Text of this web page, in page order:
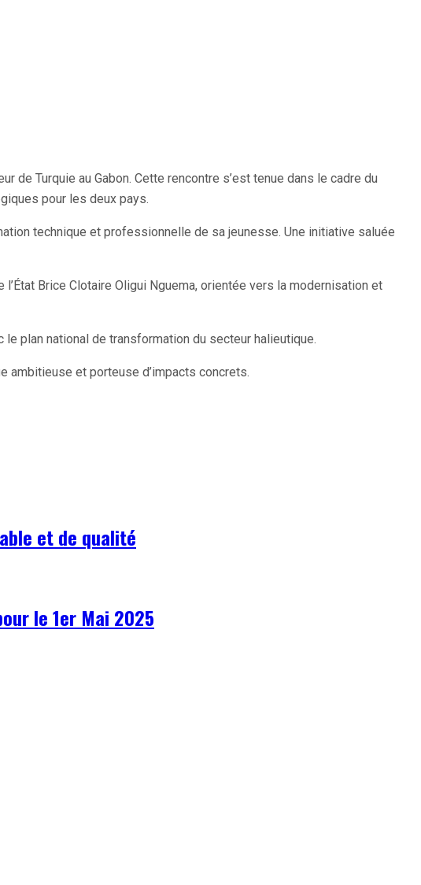
de Turquie au Gabon. Cette rencontre s’est tenue dans le cadre du
pour les deux pays.
technique et professionnelle de sa jeunesse. Une initiative saluée
Brice Clotaire Oligui Nguema, orientée vers la modernisation et
plan national de transformation du secteur halieutique.
ambitieuse et porteuse d’impacts concrets.
et de qualité
le 1er Mai 2025